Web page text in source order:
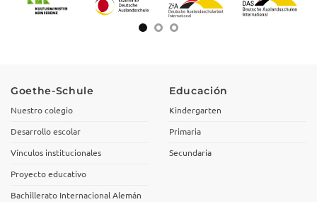
Goethe-Schule
Nuestro colegio
Desarrollo escolar
Vínculos institucionales
Proyecto educativo
Bachillerato Internacional Alemán
Educación
Kindergarten
Primaria
Secundaria